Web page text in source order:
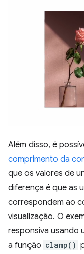
Além disso, é
comprimento da
que os valores de
diferença é que as
correspondem ao
visualização. O
responsiva usando
a função clamp()